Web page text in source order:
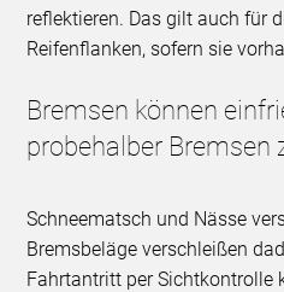
reflektieren. Das gilt auch für
Reifenflanken, sofern sie
Bremsen können
probehalber Bremsen
Schneematsch und Nässe
Bremsbeläge verschleißen
Fahrtantritt per Sichtkontrolle